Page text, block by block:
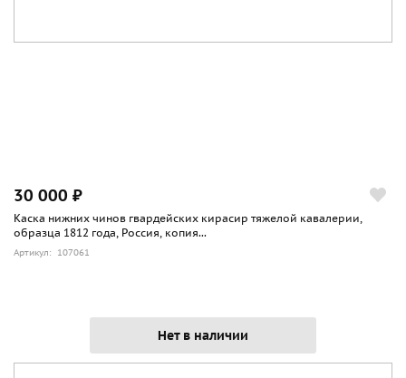
30 000 ₽
Каска нижних чинов гвардейских кирасир тяжелой кавалерии,
образца 1812 года, Россия, копия...
Артикул: 107061
Нет в наличии